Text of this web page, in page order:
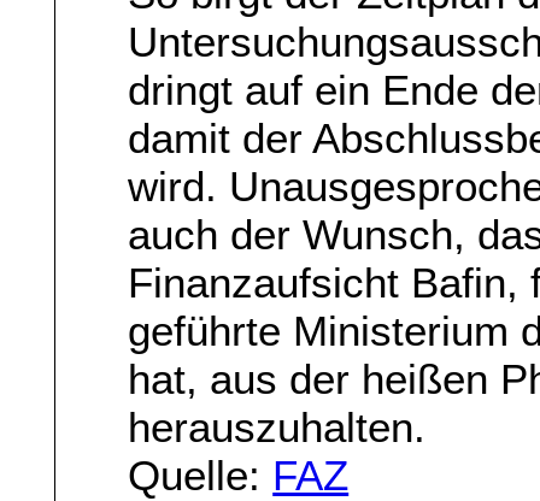
dringt auf ein Ende
damit der
wird.
auch der Wunsch,
Finanzaufsicht Bafin,
geführte Ministerium
hat, aus der heißen
herauszuhalten.
Quelle: FAZ